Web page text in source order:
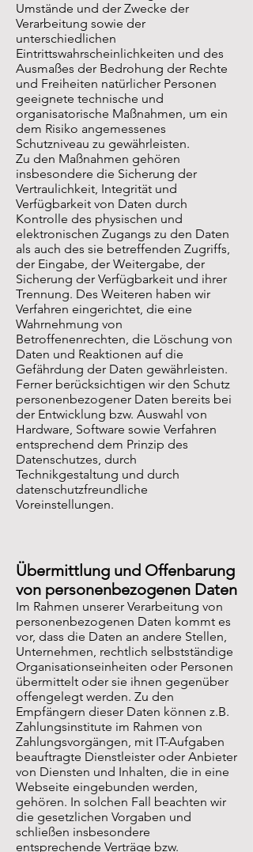
Umstände und der Zwecke der
Verarbeitung sowie der
unterschiedlichen
Eintrittswahrscheinlichkeiten und des
Ausmaßes der Bedrohung der Rechte
und Freiheiten natürlicher Personen
geeignete technische und
organisatorische Maßnahmen, um ein
dem Risiko angemessenes
Schutzniveau zu gewährleisten.
Zu den Maßnahmen gehören
insbesondere die Sicherung der
Vertraulichkeit, Integrität und
Verfügbarkeit von Daten durch
Kontrolle des physischen und
elektronischen Zugangs zu den Daten
als auch des sie betreffenden Zugriffs,
der Eingabe, der Weitergabe, der
Sicherung der Verfügbarkeit und ihrer
Trennung. Des Weiteren haben wir
Verfahren eingerichtet, die eine
Wahrnehmung von
Betroffenenrechten, die Löschung von
Daten und Reaktionen auf die
Gefährdung der Daten gewährleisten.
Ferner berücksichtigen wir den Schutz
personenbezogener Daten bereits bei
der Entwicklung bzw. Auswahl von
Hardware, Software sowie Verfahren
entsprechend dem Prinzip des
Datenschutzes, durch
Technikgestaltung und durch
datenschutzfreundliche
Voreinstellungen.
Übermittlung und Offenbarung
von personenbezogenen Daten
Im Rahmen unserer Verarbeitung von
personenbezogenen Daten kommt es
vor, dass die Daten an andere Stellen,
Unternehmen, rechtlich selbstständige
Organisationseinheiten oder Personen
übermittelt oder sie ihnen gegenüber
offengelegt werden. Zu den
Empfängern dieser Daten können z.B.
Zahlungsinstitute im Rahmen von
Zahlungsvorgängen, mit IT-Aufgaben
beauftragte Dienstleister oder Anbieter
von Diensten und Inhalten, die in eine
Webseite eingebunden werden,
gehören. In solchen Fall beachten wir
die gesetzlichen Vorgaben und
schließen insbesondere
entsprechende Verträge bzw.